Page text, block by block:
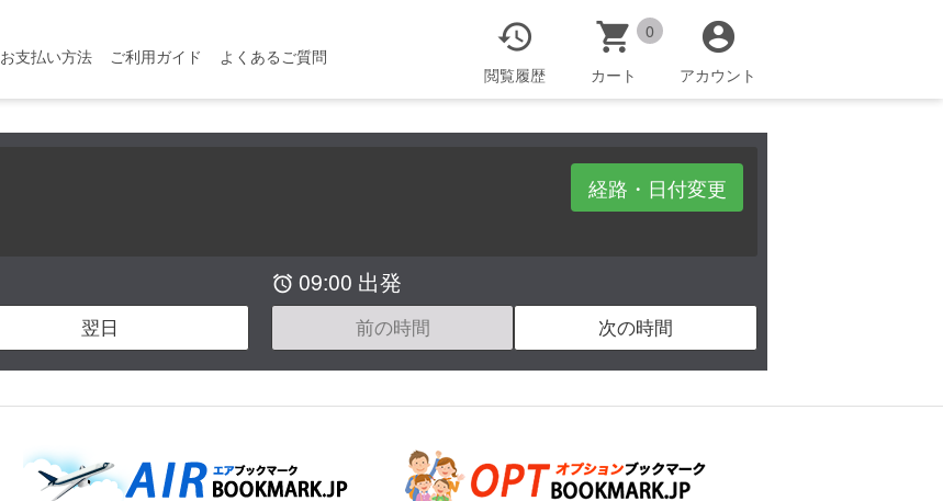
お支払い方法 ご利用ガイド よくあるご質問 
閲覧履歴
0

カート

アカウント
経路・日付変更
翌日
 09:00 出発
前の時間 次の時間